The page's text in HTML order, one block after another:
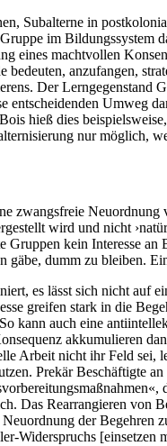
Subalterne in
im Bildungssystem
eines machtvollen
anzufangen,
Der
entscheidenden Umweg
hieß dies
nur möglich,
zwangsfreie
wird und nicht
Gruppen kein Interesse
gäbe, dumm zu bleiben.
es lässt sich nicht auf
greifen stark in die
kann auch eine
akkumulieren
Arbeit nicht ihr Feld
Prekär Beschäftigte
Das Rearrangieren von
der
[einsetzen